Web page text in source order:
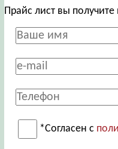
Прайс лист вы
*Согласен с